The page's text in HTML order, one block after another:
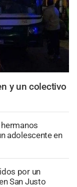
y un colectivo
adolescente en
por un
San Justo